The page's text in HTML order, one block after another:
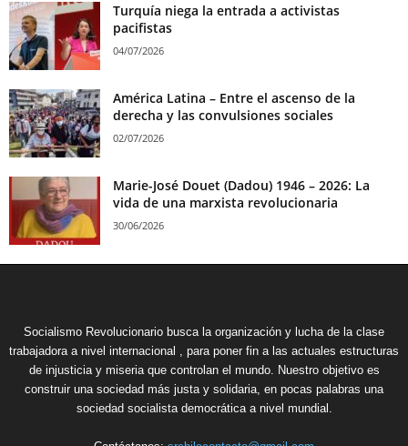
Turquía niega la entrada a activistas
pacifistas
04/07/2026
América Latina – Entre el ascenso de la
derecha y las convulsiones sociales
02/07/2026
Marie-José Douet (Dadou) 1946 – 2026: La
vida de una marxista revolucionaria
30/06/2026
Socialismo Revolucionario busca la organización y lucha de la clase
trabajadora a nivel internacional , para poner fin a las actuales estructuras
de injusticia y miseria que controlan el mundo. Nuestro objetivo es
construir una sociedad más justa y solidaria, en pocas palabras una
sociedad socialista democrática a nivel mundial.